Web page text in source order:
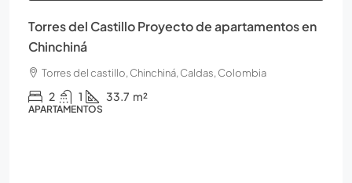
Torres del Castillo Proyecto de apartamentos en
Chinchiná
Torres del castillo, Chinchiná, Caldas, Colombia
2 1 33.7 m²
APARTAMENTOS